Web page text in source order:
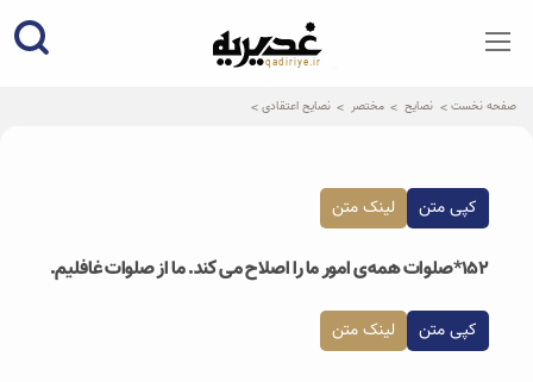
qadiriye.ir
نشریه ی غدیریه-بیانات استاد
صفحه نخست نصایح مختصر نصایح اعتقادی
کپی متن لینک متن
۱۵۲*صلوات همه‌ی امور ما را اصلاح می کند. ما از صلوات غافلیم.
کپی متن لینک متن